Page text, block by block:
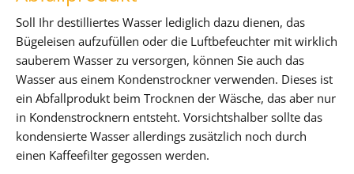
Soll Ihr destilliertes Wasser lediglich dazu dienen, das
Bügeleisen aufzufüllen oder die Luftbefeuchter mit wirklich
sauberem Wasser zu versorgen, können Sie auch das
Wasser aus einem Kondenstrockner verwenden. Dieses ist
ein Abfallprodukt beim Trocknen der Wäsche, das aber nur
in Kondenstrocknern entsteht. Vorsichtshalber sollte das
kondensierte Wasser allerdings zusätzlich noch durch
einen Kaffeefilter gegossen werden.